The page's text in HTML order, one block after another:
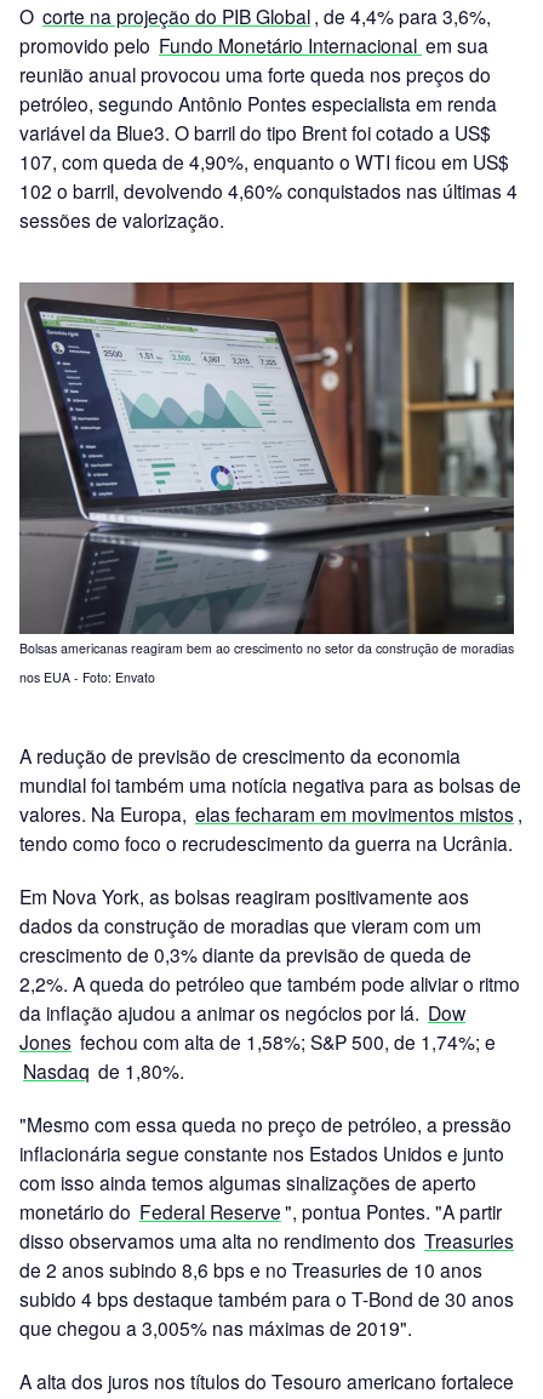
O corte na projeção do PIB Global, de 4,4% para 3,6%,
promovido pelo Fundo Monetário Internacional em sua
reunião anual provocou uma forte queda nos preços do
petróleo, segundo Antônio Pontes especialista em renda
variável da Blue3. O barril do tipo Brent foi cotado a US$
107, com queda de 4,90%, enquanto o WTI ficou em US$
102 o barril, devolvendo 4,60% conquistados nas últimas 4
sessões de valorização.
Bolsas americanas reagiram bem ao crescimento no setor da construção de moradias
nos EUA - Foto: Envato
A redução de previsão de crescimento da economia
mundial foi também uma notícia negativa para as bolsas de
valores. Na Europa, elas fecharam em movimentos mistos,
tendo como foco o recrudescimento da guerra na Ucrânia.
Em Nova York, as bolsas reagiram positivamente aos
dados da construção de moradias que vieram com um
crescimento de 0,3% diante da previsão de queda de
2,2%. A queda do petróleo que também pode aliviar o ritmo
da inflação ajudou a animar os negócios por lá. Dow
Jones fechou com alta de 1,58%; S&P 500, de 1,74%; e
Nasdaq de 1,80%.
"Mesmo com essa queda no preço de petróleo, a pressão
inflacionária segue constante nos Estados Unidos e junto
com isso ainda temos algumas sinalizações de aperto
monetário do Federal Reserve", pontua Pontes. "A partir
disso observamos uma alta no rendimento dos Treasuries
de 2 anos subindo 8,6 bps e no Treasuries de 10 anos
subido 4 bps destaque também para o T-Bond de 30 anos
que chegou a 3,005% nas máximas de 2019".
A alta dos juros nos títulos do Tesouro americano fortalece